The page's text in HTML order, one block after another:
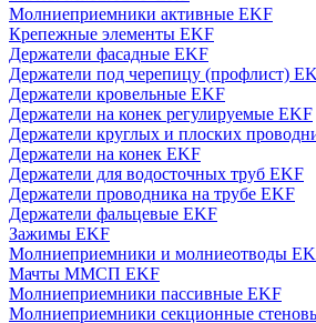
Молниеприемники активные EKF
Крепежные элементы EKF
Держатели фасадные EKF
Держатели под черепицу (профлист)
Держатели кровельные EKF
Держатели на конек регулируемые EKF
Держатели круглых и плоских
Держатели на конек EKF
Держатели для водосточных труб EKF
Держатели проводника на трубе EKF
Держатели фальцевые EKF
Зажимы EKF
Молниеприемники и молниеотводы
Мачты ММСП EKF
Молниеприемники пассивные EKF
Молниеприемники секционные